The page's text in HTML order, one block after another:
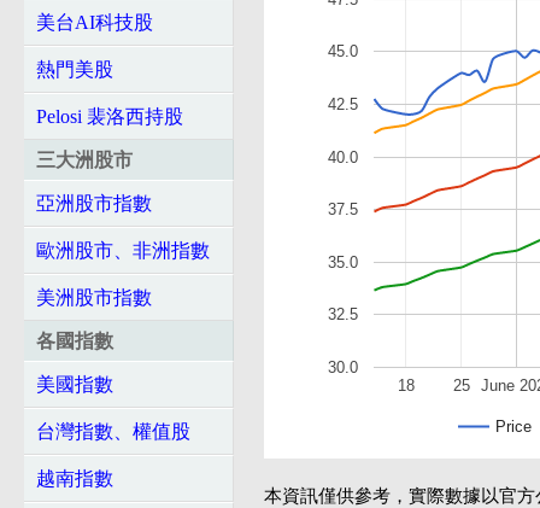
美台AI科技股
熱門美股
Pelosi 裴洛西持股
三大洲股市
亞洲股市指數
歐洲股市、非洲指數
美洲股市指數
各國指數
美國指數
台灣指數、權值股
越南指數
Price
June
18 25
30.0
32.5
35.0
37.5
40.0
42.5
45.0
本資訊僅供參考，實際數據以官